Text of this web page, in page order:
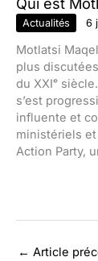
Qui est
Actualités 6
Motlatsi
plus
du XXIᵉ
s’est
influente et
ministériels
Action Party,
← Article